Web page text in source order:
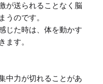
が送られることなく脳
うのです。
じた時は、体を動かす
ます。
中力が切れることがあ